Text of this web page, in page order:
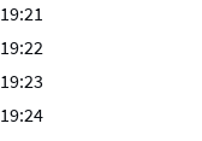
19:21
19:22
19:23
19:24